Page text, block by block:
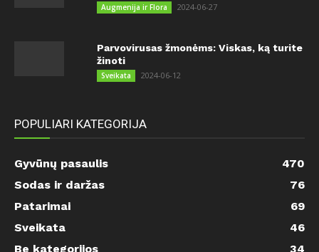
Augmenija ir Flora 2024-06-27
Parvovirusas žmonėms: Viskas, ką turite
žinoti
Sveikata 2024-06-12
POPULIARI KATEGORIJA
Gyvūnų pasaulis
470
Sodas ir daržas
76
Patarimai
69
Sveikata
46
Be kategorijos
34